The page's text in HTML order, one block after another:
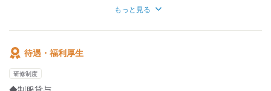
学生さん大歓迎です！
『バイトを楽しくしたい！』という方、
店長と愉快なスタッフがご応募待ってます!!
もっと見る
待遇・福利厚生
研修制度